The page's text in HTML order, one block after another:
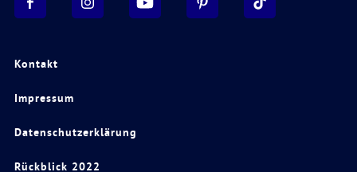
Kontakt
Impressum
Datenschutzerklärung
Rückblick 2022